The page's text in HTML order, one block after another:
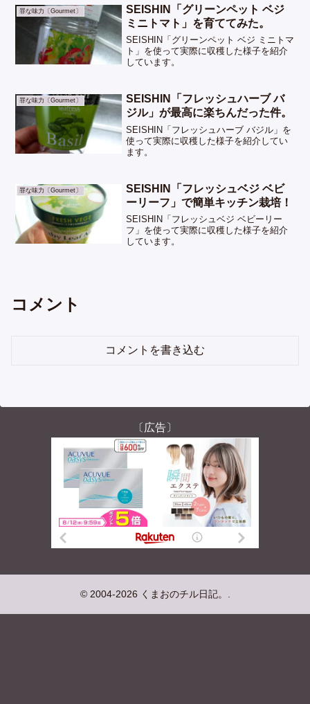
罪な味力〔Gourmet〕
SEISHIN「グリーンペット ベジ
ミニトマト」を育ててみた。
SEISHIN「グリーンペット ベジ ミニトマ
ト」を使って実際に収穫した様子を紹介
しています。
罪な味力〔Gourmet〕
SEISHIN「フレッシュハーブ バ
ジル」が最高に楽ちんだった件。
SEISHIN「フレッシュハーブ バジル」を
使って実際に収穫した様子を紹介してい
ます。
罪な味力〔Gourmet〕
SEISHIN「フレッシュベジ ベビ
ーリーフ」で簡単キッチン栽培！
SEISHIN「フレッシュベジ ベビーリー
フ」を使って実際に収穫した様子を紹介
しています。
コメント
コメントを書き込む
〔広告〕
© 2004-2026 くまおのチル日記。.